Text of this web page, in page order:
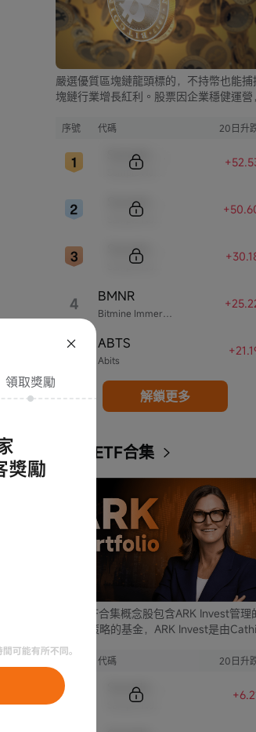
嚴選優質區塊鏈龍頭標的，不持幣也能捕
塊鏈行業增長紅利。股票因企業穩健運營
資兼具安全與收益。
序號 代碼 20日升
4 BMNR
5 Abits
ABTS
解鎖更多
ARK ETF合集
ARK ETF合集概念股包含ARK Invest管理
支不同策略的基金，ARK Invest是由
Wood創立的投資公司。
代碼 20日升